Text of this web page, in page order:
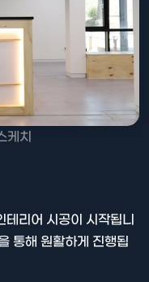
케치
리어 시공이 시작됩니
통해 원활하게 진행됩